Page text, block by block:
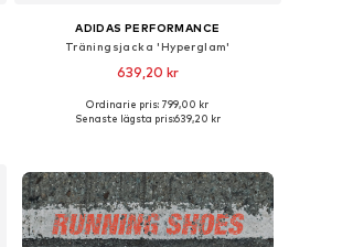
ADIDAS PERFORMANCE
Träningsjacka 'Hyperglam'
639,20 kr
Tillgängliga storlekar: XS, S, M, L, XL
Ordinarie pris: 799,00 kr
Senaste lägsta pris:639,20 kr